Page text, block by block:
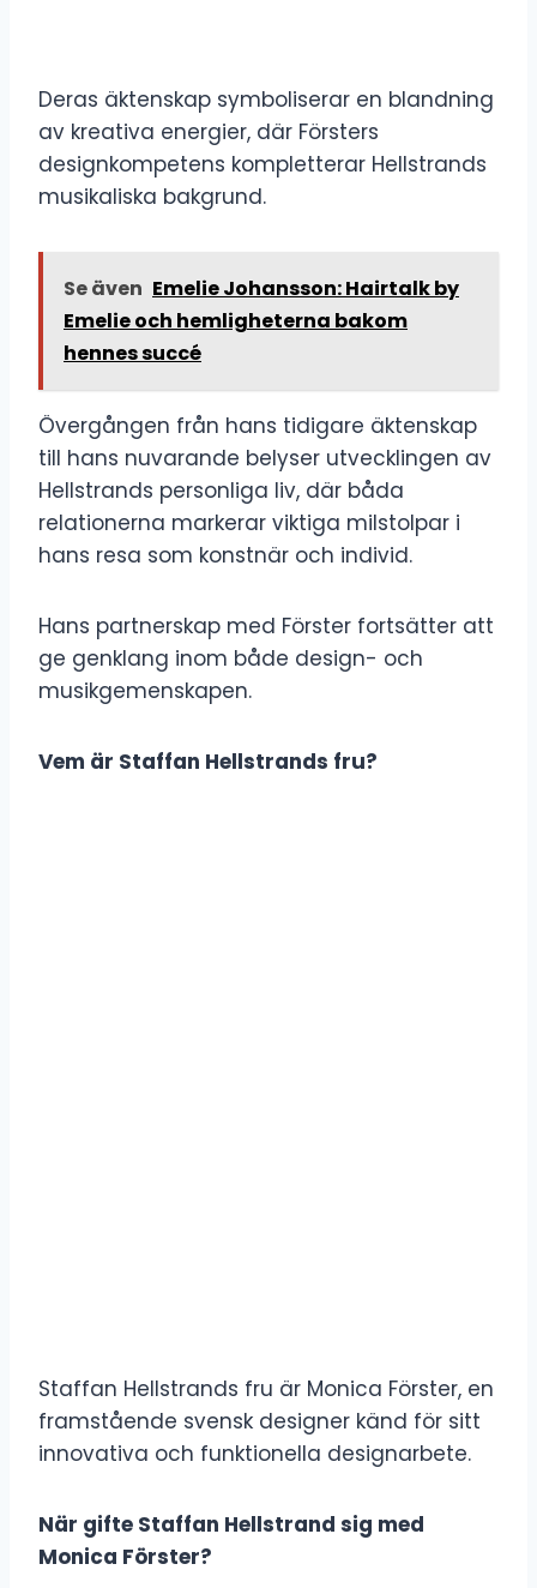
Deras äktenskap symboliserar en blandning
av kreativa energier, där Försters
designkompetens kompletterar Hellstrands
musikaliska bakgrund.
Se även Emelie Johansson: Hairtalk by
Emelie och hemligheterna bakom
hennes succé
Övergången från hans tidigare äktenskap
till hans nuvarande belyser utvecklingen av
Hellstrands personliga liv, där båda
relationerna markerar viktiga milstolpar i
hans resa som konstnär och individ.
Hans partnerskap med Förster fortsätter att
ge genklang inom både design- och
musikgemenskapen.
Vem är Staffan Hellstrands fru?
Staffan Hellstrands fru är Monica Förster, en
framstående svensk designer känd för sitt
innovativa och funktionella designarbete.
När gifte Staffan Hellstrand sig med
Monica Förster?